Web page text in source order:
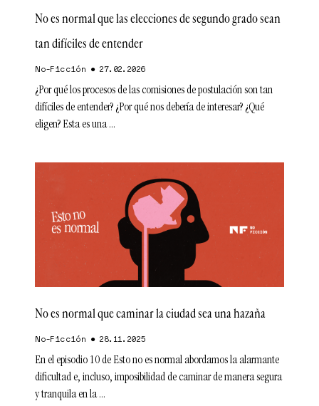
No es normal que las elecciones de segundo grado sean
tan difíciles de entender
No-Ficción 27.02.2026
¿Por qué los procesos de las comisiones de postulación son tan
difíciles de entender? ¿Por qué nos debería de interesar? ¿Qué
eligen? Esta es una
No es normal que caminar la ciudad sea una hazaña
No-Ficción 28.11.2025
En el episodio 10 de Esto no es normal abordamos la alarmante
dificultad e, incluso, imposibilidad de caminar de manera segura
y tranquila en la